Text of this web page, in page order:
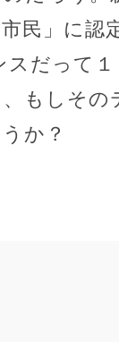
民」に認
だって
もしその
か？